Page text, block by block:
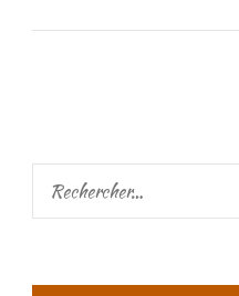
Rechercher :